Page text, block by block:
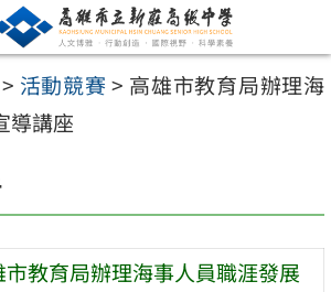
> 活動競賽 > 高雄市教育局辦理海
導講座
市教育局辦理海事人員職涯發展